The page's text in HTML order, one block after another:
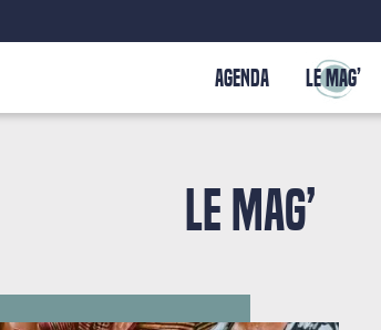
AGENDA LE MAG’
LE MAG’